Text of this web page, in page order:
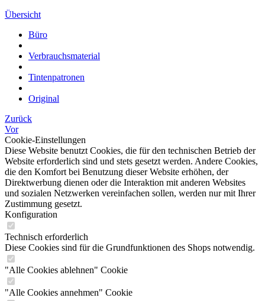
Übersicht
Büro
Verbrauchsmaterial
Tintenpatronen
Original
Zurück
Vor
Cookie-Einstellungen
Diese Website benutzt Cookies, die für den technischen Betrieb der
Website erforderlich sind und stets gesetzt werden. Andere Cookies,
die den Komfort bei Benutzung dieser Website erhöhen, der
Direktwerbung dienen oder die Interaktion mit anderen Websites
und sozialen Netzwerken vereinfachen sollen, werden nur mit Ihrer
Zustimmung gesetzt.
Konfiguration
Technisch erforderlich
Diese Cookies sind für die Grundfunktionen des Shops notwendig.
"Alle Cookies ablehnen" Cookie
"Alle Cookies annehmen" Cookie